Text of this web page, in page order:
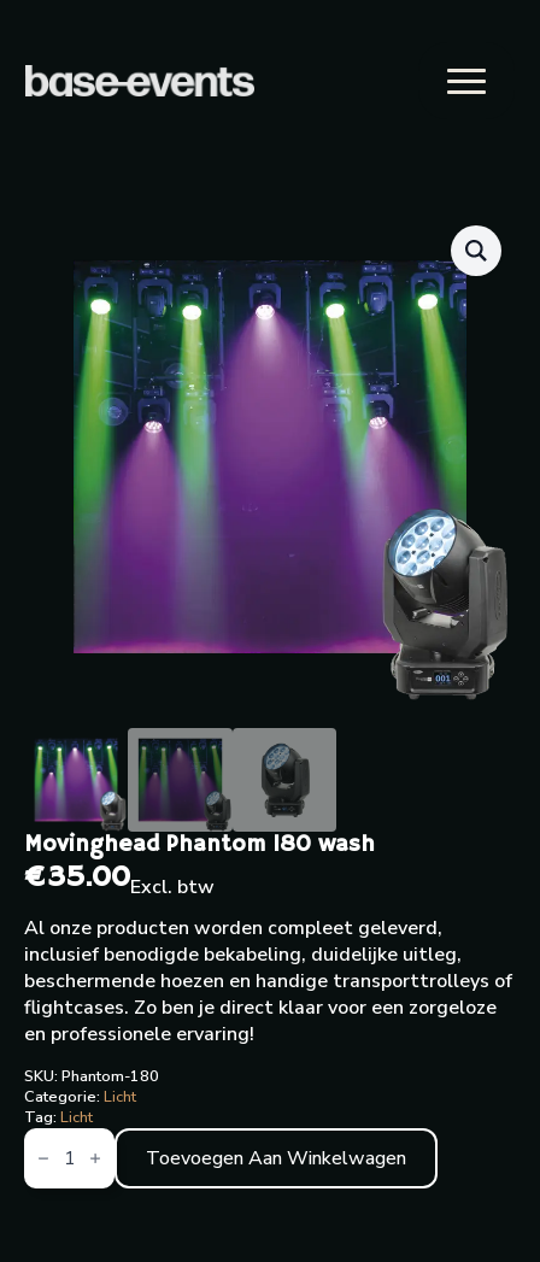
Movinghead Phantom 180 wash
€35.00Excl. btw
Al onze producten worden compleet geleverd,
inclusief benodigde bekabeling, duidelijke uitleg,
beschermende hoezen en handige transporttrolleys of
flightcases. Zo ben je direct klaar voor een zorgeloze
en professionele ervaring!
SKU: Phantom-180
Categorie: Licht
Tag: Licht
Movinghead
Phantom
180
wash
Toevoegen Aan Winkelwagen